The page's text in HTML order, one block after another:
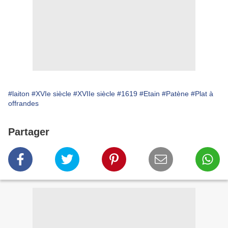
#laiton #XVIe siècle #XVIIe siècle #1619 #Etain #Patène #Plat à
offrandes
Partager